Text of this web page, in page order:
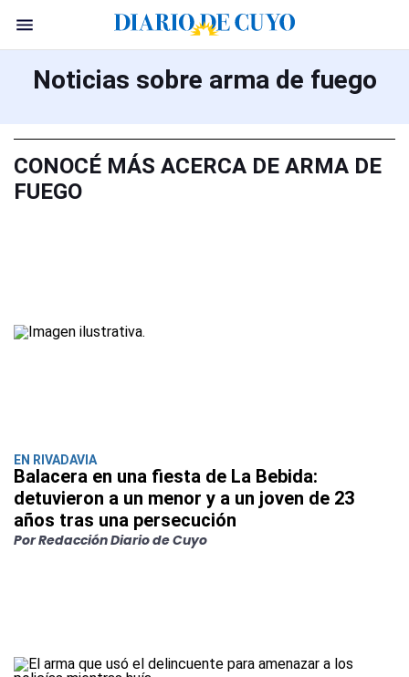
Noticias sobre arma de fuego
CONOCÉ MÁS ACERCA DE ARMA DE
FUEGO
EN RIVADAVIA
Balacera en una fiesta de La Bebida:
detuvieron a un menor y a un joven de 23
años tras una persecución
Por Redacción Diario de Cuyo